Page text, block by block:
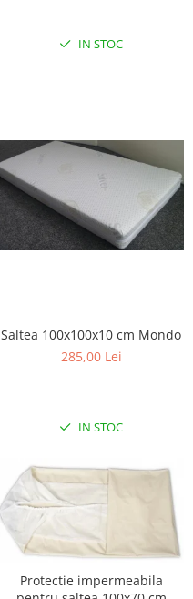
IN STOC
Saltea 100x100x10 cm Mondo
285,00 Lei
IN STOC
Protectie impermeabila